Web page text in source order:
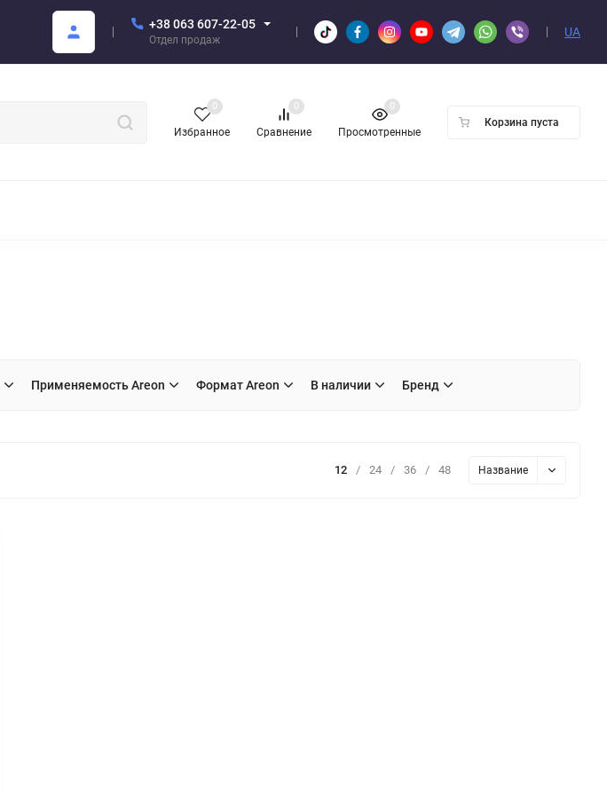
+38 063 607-22-05
Отдел продаж
UA
Избранное
0
Сравнение
0
Просмотренные
0
Корзина пуста
Применяемость Areon Формат Areon В наличии Бренд
12 / 24 / 36 / 48 Название